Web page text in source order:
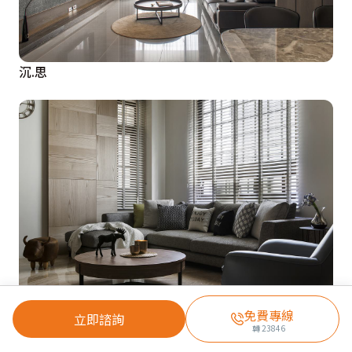
立即諮詢 免費專線
轉23846
沉.思